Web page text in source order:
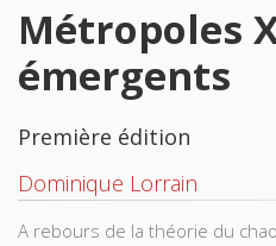
Métropoles
émergents
Première édition
Dominique Lorrain
A rebours de la théorie du